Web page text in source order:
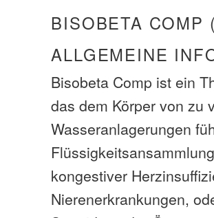
BISOBETA COMP
ALLGEMEINE
Bisobeta Comp ist ein
das dem Körper von zu
Wasseranlagerungen
kongestiver
Nierenerkrankungen,